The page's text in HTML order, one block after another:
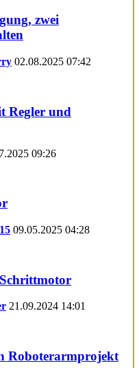
zwei
02.08.2025 07:42
Regler und
09:26
09.05.2025 04:28
21.09.2024 14:01
Roboterarmprojekt